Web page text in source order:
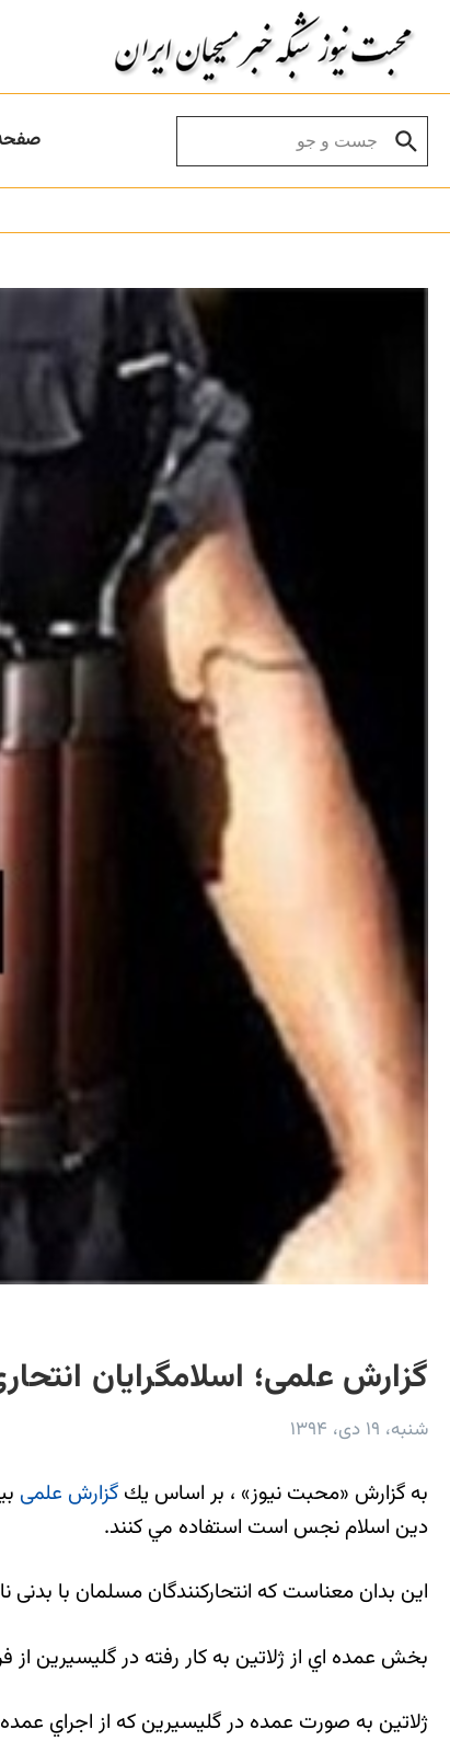
گزارش علمی؛ اسلامگرايان
شنبه، ۱۹ دی، ۱۳۹۴
به گزارش «محبت نیوز» ، بر اساس يك گزارش علمی
دين اسلام نجس است استفاده مي كنند.
اين بدان معناست كه انتحاركنندگان مسلمان با
بخش عمده اي از ژلاتين به كار رفته در گليسيرين
ژلاتين به صورت عمده در گليسيرين كه از اجراي